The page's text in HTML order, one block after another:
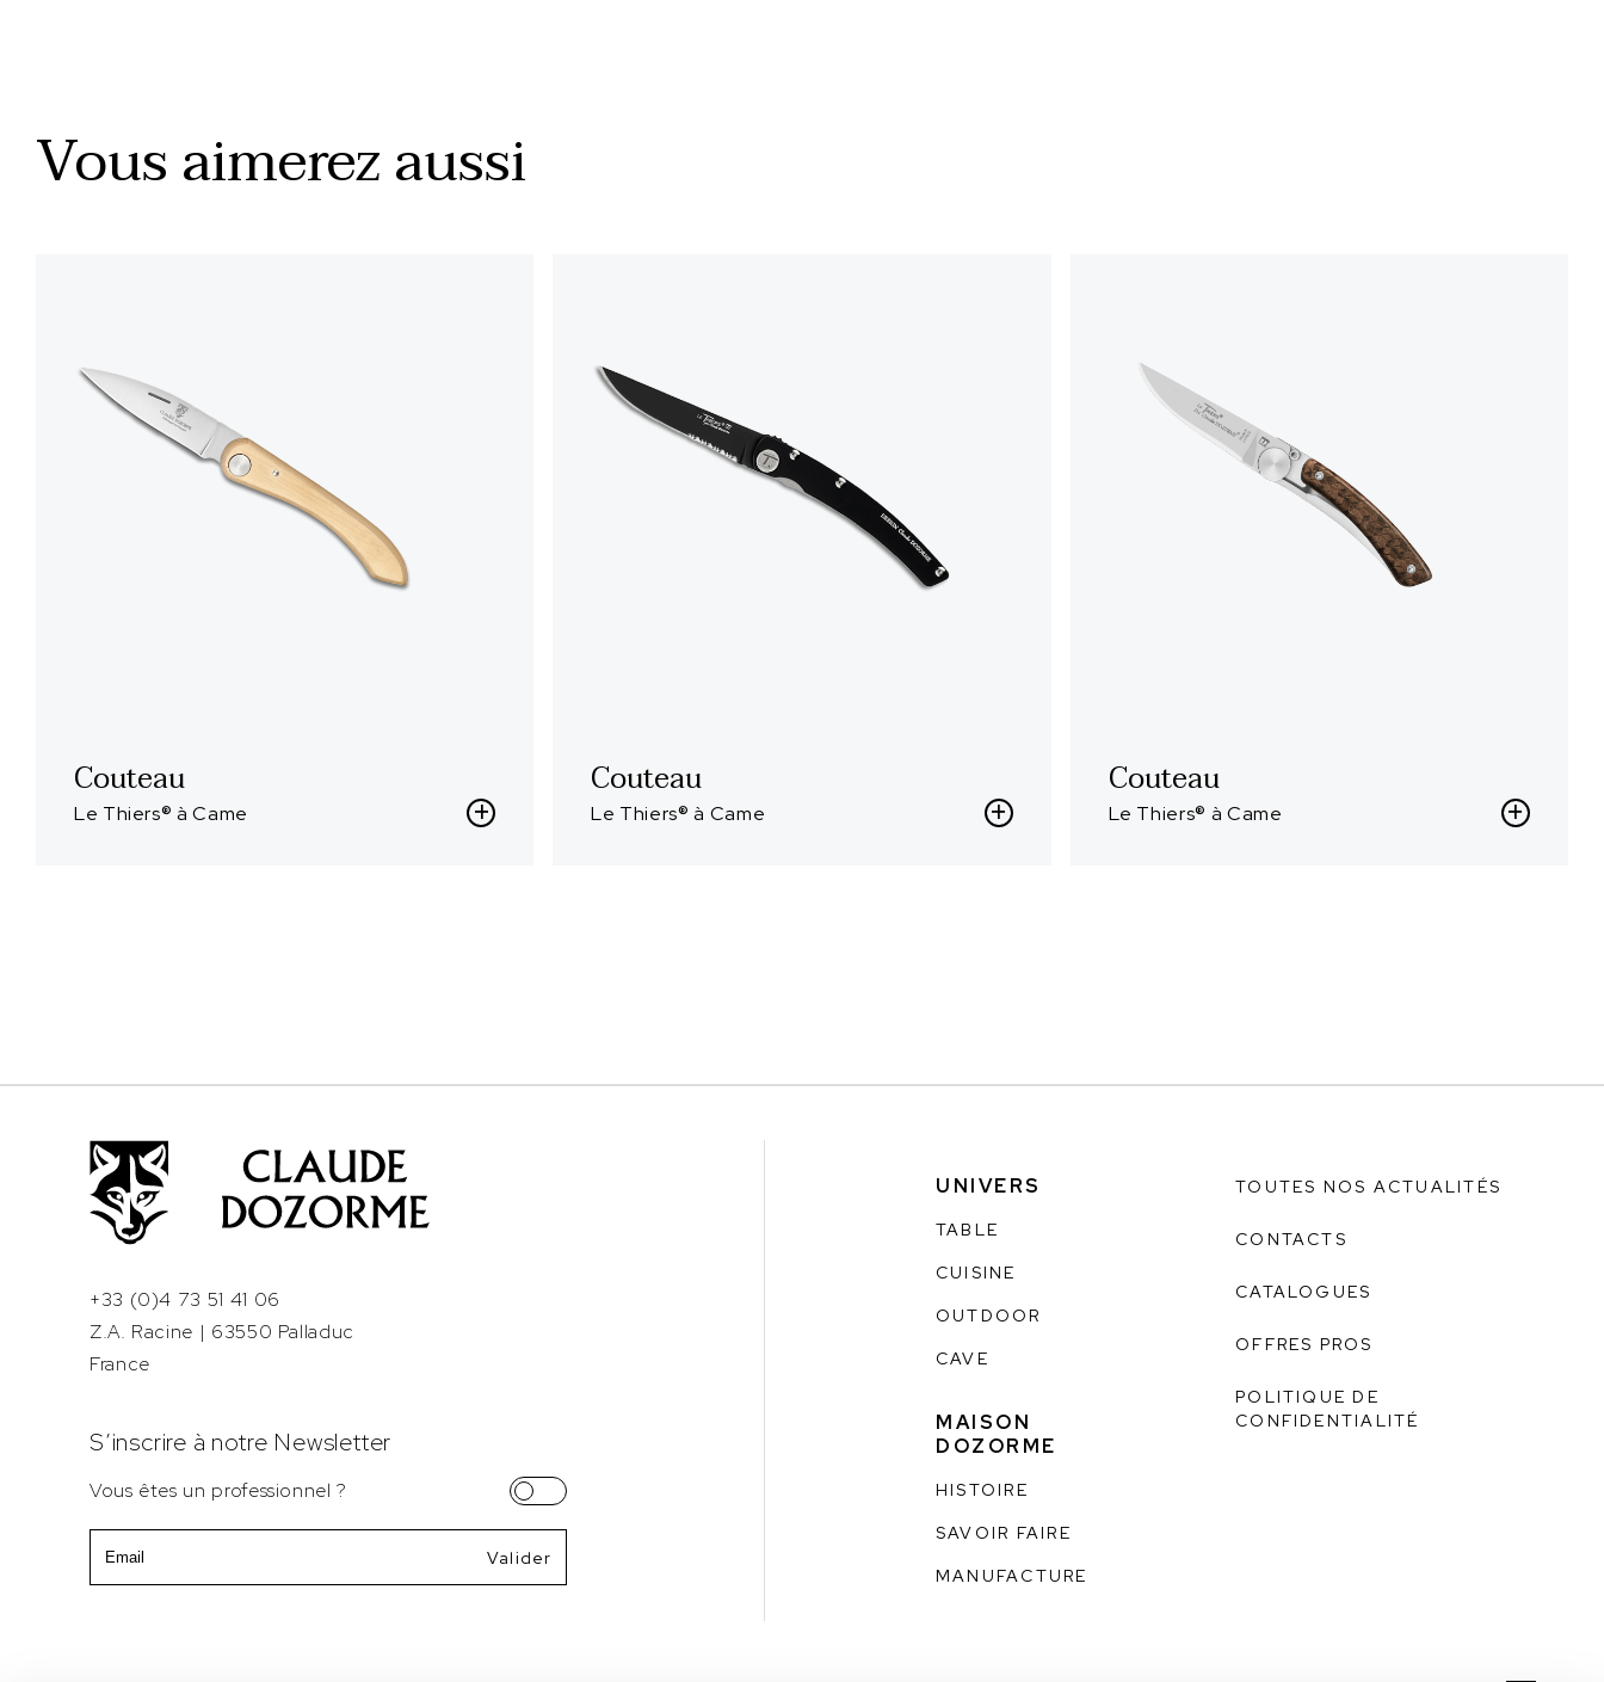
Vous aimerez aussi
Couteau
Le Thiers® à Came
Couteau
Le Thiers® à Came
Couteau
Le Thiers® à Came
+33 (0)4 73 51 41 06
Z.A. Racine | 63550 Palladuc
France
S’inscrire à notre Newsletter
Vous êtes un professionnel ?
UNIVERS
TABLE
CUISINE
OUTDOOR
CAVE
MAISON
DOZORME
HISTOIRE
SAVOIR FAIRE
MANUFACTURE
TOUTES NOS ACTUALITÉS
CONTACTS
CATALOGUES
OFFRES PROS
POLITIQUE DE
CONFIDENTIALITÉ